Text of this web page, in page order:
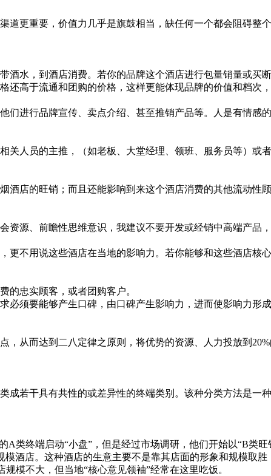
更重要，价值力几乎是旗鼓相当，缺任何一个都会阻碍整个
水，到酒店消费。若你的品牌这个酒店进行包量销量或买
高于流通和团购的价格，这样更能体现品牌的价值和档次，
进行品牌宣传、卖点介绍、甚至推销产品等。人是有情感
人员的主推，（如老板、大堂经理、领班、服务员等）或
的旺销；而且还能影响到来这个酒店消费的其他流动性顾
源、前瞻性思维意识，我建议不要开发或经销中高端产品
用说这些酒店在当地的影响力。若你能够和这些酒店核
忠实顾客，或者团购客户。
须要能够产生口碑，由口碑产生影响力，进而使影响力形
而达到二八定律之原则，将优势的资源、人力投放到
若干具有共性的或差异性的终端类别。该种分类方法是一
终端启动“小盘”，但是经过市场调研，他们开始以“B类旺
酒店。这种酒店的生意主要不是靠其店面的形象和规模取胜
模不大，但当地“核心意见领袖”经常在这里吃饭。